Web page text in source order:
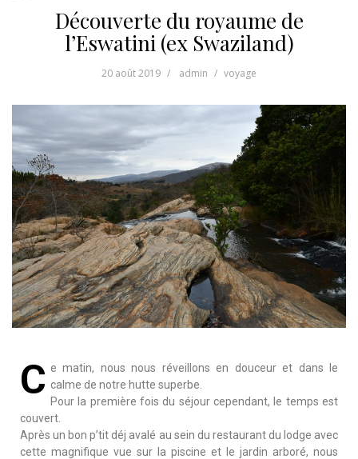
Découverte du royaume de
l’Eswatini (ex Swaziland)
20 août 2019 admin voyage
C e matin, nous nous réveillons en douceur et dans le
calme de notre hutte superbe.
Pour la première fois du séjour cependant, le temps est
couvert.
Après un bon p’tit déj avalé au sein du restaurant du lodge avec
cette magnifique vue sur la piscine et le jardin arboré, nous